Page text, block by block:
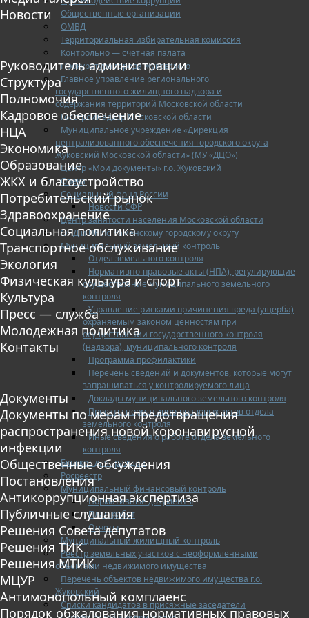
Общественные организации
ОМВД
Территориальная избирательная комиссия
Контрольно — счетная палата
Прокуратура города Жуковского
Главное управление регионального
государственного жилищного надзора и
содержания территорий Московской области
Госстройнадзор Московской области
Муниципальное учреждение «Дирекция
централизованного обеспечения городского округа
Жуковский Московской области» (МУ «ДЦО»)
Центр «Мои документы» г.о. Жуковский
Опека
Социальный фонд России
Новости СФР
Центр занятости населения Московской области
ОНД и ПР по Раменскому городскому округу
Муниципальный земельный контроль
Отдел земельного контроля
Нормативно-правовые акты (НПА), регулирующие
осуществление муниципального земельного
контроля
Управление рисками причинения вреда (ущерба)
охраняемым законом ценностям при
осуществлении государственного контроля
(надзора), муниципального контроля
Программа профилактики
Перечень сведений и документов, которые могут
запрашиваться у контролируемого лица
Доклады муниципального земельного контроля
Проекты нормативно-правовых актов отдела
земельного контроля
Иные сведения о работе отдела земельного
контроля
Бюджет для граждан
Росреестр
Муниципальный финансовый контроль
Нормативные документы
План работ
Отчеты
Муниципальный жилищный контроль
Реестр земельных участков с неоформленными
объектами недвижимого имущества
Перечень объектов недвижимого имущества г.о.
Жуковский
Списки кандидатов в присяжные заседатели
Новости
Руководитель администрации
Структура
Полномочия
Кадровое обеспечение
НЦА
Экономика
Образование
ЖКХ и благоустройство
Потребительский рынок
Здравоохранение
Социальная политика
Транспортное обслуживание
Экология
Физическая культура и спорт
Культура
Пресс — служба
Молодежная политика
Контакты
Документы
Документы по мерам предотвращения
распространения новой коронавирусной
инфекции
Общественные обсуждения
Постановления
Антикоррупционная экспертиза
Публичные слушания
Решения Совета депутатов
Решения ТИК
Решения МТИК
МЦУР
Антимонопольный комплаенс
Порядок обжалования нормативных правовых